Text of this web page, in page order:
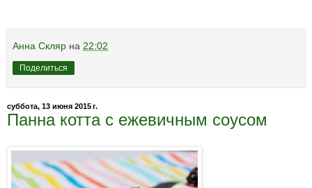
Анна Скляр на 22:02
Поделиться
суббота, 13 июня 2015 г.
Панна котта с ежевичным соусом